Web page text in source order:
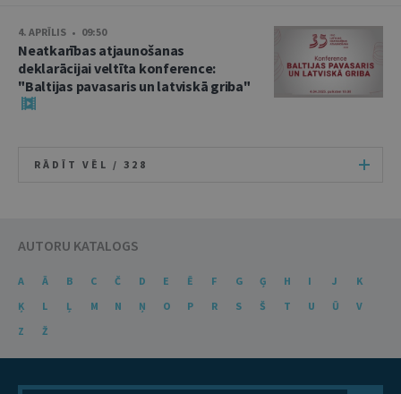
4. APRĪLIS • 09:50
Neatkarības atjaunošanas
deklarācijai veltīta konference:
"Baltijas pavasaris un latviskā griba"
RĀDĪT VĒL / 328
AUTORU KATALOGS
A Ā B C Č D E Ē F G Ģ H I J
K
Ķ
L Ļ M N Ņ O P R S Š T U Ū
V
Z
Ž